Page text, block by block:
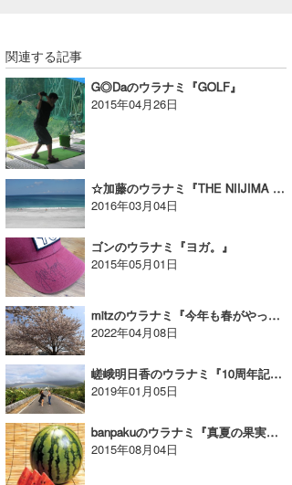
関連する記事
G◎Daのウラナミ『GOLF』
2015年04月26日
☆加藤のウラナミ『THE NIIJIMA LIFEGUARD』
2016年03月04日
ゴンのウラナミ『ヨガ。』
2015年05月01日
mitzのウラナミ『今年も春がやってきた!!』
2022年04月08日
嵯峨明日香のウラナミ『10周年記念・第二弾in南台湾』
2019年01月05日
banpakuのウラナミ『真夏の果実といえば・・・』
2015年08月04日
ハンマー
まっきー
三輪予報士
小川予報士
上田純子
上條将美
唐澤予報士
SancheZ
ゴン
米山予報士
wanda
予報士 hiro.